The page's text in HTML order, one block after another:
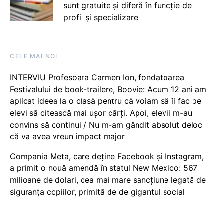
sunt gratuite și diferă în funcție de
profil și specializare
CELE MAI NOI
INTERVIU Profesoara Carmen Ion, fondatoarea
Festivalului de book-trailere, Boovie: Acum 12 ani am
aplicat ideea la o clasă pentru că voiam să îi fac pe
elevi să citească mai ușor cărți. Apoi, elevii m-au
convins să continui / Nu m-am gândit absolut deloc
că va avea vreun impact major
Compania Meta, care deține Facebook și Instagram,
a primit o nouă amendă în statul New Mexico: 567
milioane de dolari, cea mai mare sancțiune legată de
siguranța copiilor, primită de de gigantul social